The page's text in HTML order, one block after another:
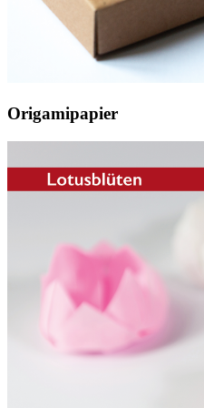
Origamipapier